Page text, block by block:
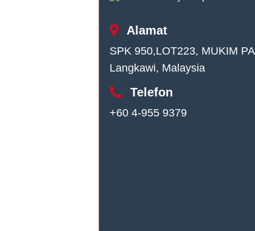
Alamat
SPK 950,LOT223, MUKIM
Langkawi, Malaysia
Telefon
+60 4-955 9379